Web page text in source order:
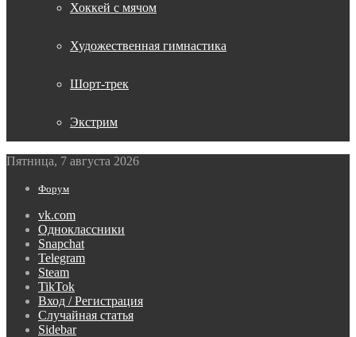
Хоккей с мячом
Художественная гимнастика
Шорт-трек
Экстрим
Пятница, 7 августа 2026
Форум
vk.com
Одноклассники
Snapchat
Telegram
Steam
TikTok
Вход / Регистрация
Случайная статья
Sidebar